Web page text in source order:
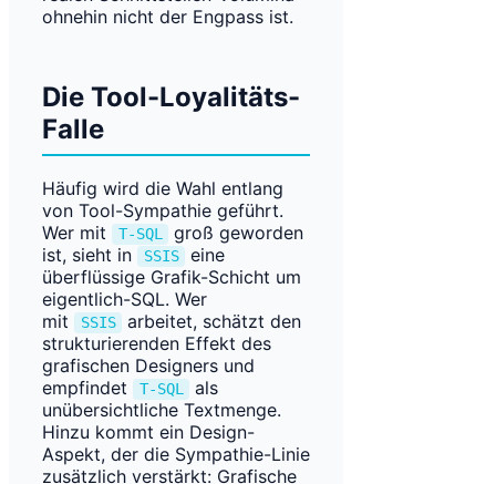
ohnehin nicht der Engpass ist.
Die Tool-Loyalitäts-
Falle
Häufig wird die Wahl entlang
von Tool-Sympathie geführt.
Wer mit
T-SQL
groß geworden
ist, sieht in
SSIS
eine
überflüssige Grafik-Schicht um
eigentlich-SQL. Wer
mit
SSIS
arbeitet, schätzt den
strukturierenden Effekt des
grafischen Designers und
empfindet
T-SQL
als
unübersichtliche Textmenge.
Hinzu kommt ein Design-
Aspekt, der die Sympathie-Linie
zusätzlich verstärkt: Grafische